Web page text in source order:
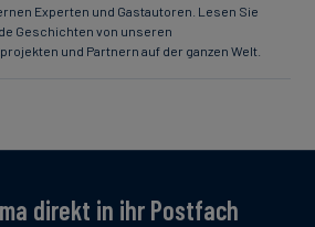
Experten und Gastautoren. Lesen Sie
Geschichten von unseren
und Partnern auf der ganzen Welt.
direkt in ihr Postfach